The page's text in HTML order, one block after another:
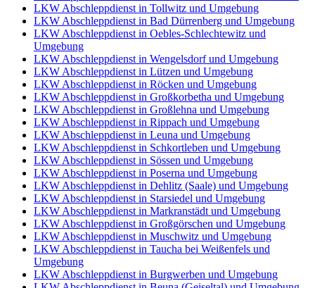
LKW Abschleppdienst in Tollwitz und Umgebung
LKW Abschleppdienst in Bad Dürrenberg und Umgebung
LKW Abschleppdienst in Oebles-Schlechtewitz und
Umgebung
LKW Abschleppdienst in Wengelsdorf und Umgebung
LKW Abschleppdienst in Lützen und Umgebung
LKW Abschleppdienst in Röcken und Umgebung
LKW Abschleppdienst in Großkorbetha und Umgebung
LKW Abschleppdienst in Großlehna und Umgebung
LKW Abschleppdienst in Rippach und Umgebung
LKW Abschleppdienst in Leuna und Umgebung
LKW Abschleppdienst in Schkortleben und Umgebung
LKW Abschleppdienst in Sössen und Umgebung
LKW Abschleppdienst in Poserna und Umgebung
LKW Abschleppdienst in Dehlitz (Saale) und Umgebung
LKW Abschleppdienst in Starsiedel und Umgebung
LKW Abschleppdienst in Markranstädt und Umgebung
LKW Abschleppdienst in Großgörschen und Umgebung
LKW Abschleppdienst in Muschwitz und Umgebung
LKW Abschleppdienst in Taucha bei Weißenfels und
Umgebung
LKW Abschleppdienst in Burgwerben und Umgebung